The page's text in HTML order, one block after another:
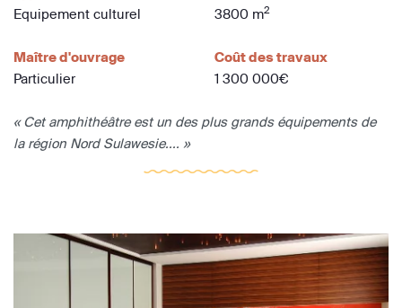
Equipement culturel
3800 m2
Maître d'ouvrage
Particulier
Coût des travaux
1 300 000€
« Cet amphithéâtre est un des plus grands équipements de
la région Nord Sulawesie.... »